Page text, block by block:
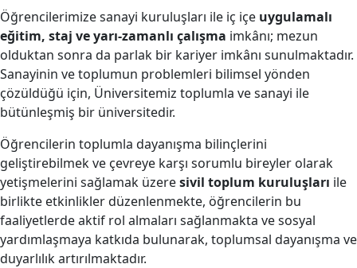
Öğrencilerimize sanayi kuruluşları ile iç içe uygulamalı
eğitim, staj ve yarı-zamanlı çalışma imkânı; mezun
olduktan sonra da parlak bir kariyer imkânı sunulmaktadır.
Sanayinin ve toplumun problemleri bilimsel yönden
çözüldüğü için, Üniversitemiz toplumla ve sanayi ile
bütünleşmiş bir üniversitedir.
Öğrencilerin toplumla dayanışma bilinçlerini
geliştirebilmek ve çevreye karşı sorumlu bireyler olarak
yetişmelerini sağlamak üzeresivil toplum kuruluşları ile
birlikte etkinlikler düzenlenmekte, öğrencilerin bu
faaliyetlerde aktif rol almaları sağlanmakta ve sosyal
yardımlaşmaya katkıda bulunarak, toplumsal dayanışma ve
duyarlılık artırılmaktadır.